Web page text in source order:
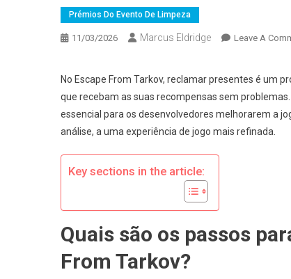
Prémios Do Evento De Limpeza
11/03/2026 Marcus Eldridge Leave A
No Escape From Tarkov, reclamar presentes é um
que recebam as suas recompensas sem
essencial para os desenvolvedores melhorarem a
análise, a uma experiência de jogo mais refinada.
Key sections in the article:
Quais são os passos
From Tarkov?